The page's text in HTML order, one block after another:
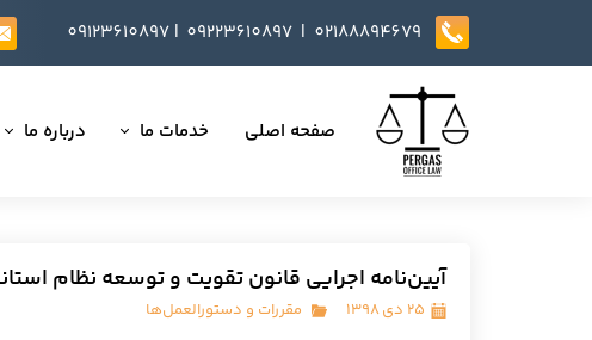
صفحه اصلی خدمات ما
مذاکره، تنظیم و بازبینی
درباره ما
09123610897| 09223610897​​​​​​​ | 02188894679
آیین‌نامه اجرایی قانون تقویت و توسعه نظام
۲۵ دی ۱۳۹۸ مقررات و دستورالعمل‌ها